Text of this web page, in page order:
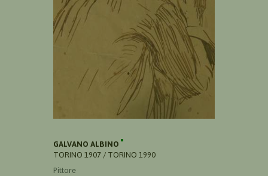
GALVANO ALBINO
TORINO 1907 / TORINO 1990
Pittore